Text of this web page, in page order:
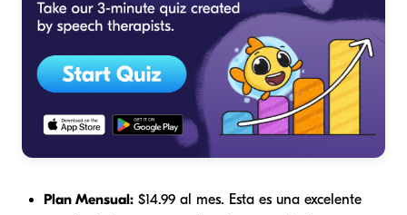
Plan Mensual: $14.99 al mes. Esta es una excelente